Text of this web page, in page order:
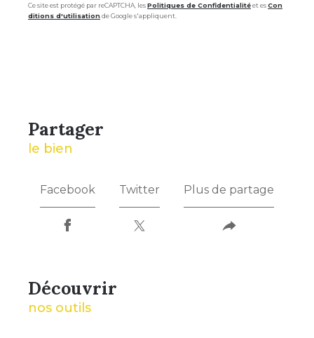
Ce site est protégé par reCAPTCHA, lesPolitiques de Confidentialitéet esCon
ditions d'utilisationde Google s'appliquent.
partager
le bien
Facebook Twitter Plus de partage
découvrir
nos outils